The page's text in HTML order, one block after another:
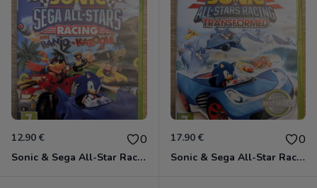
12.90 € 0
Sonic & Sega All-Star Racing avec Banjo-Kazooie Xbox 360
17.90 € 0
Sonic & Sega All-Star Racing - Transformed Xbox 360